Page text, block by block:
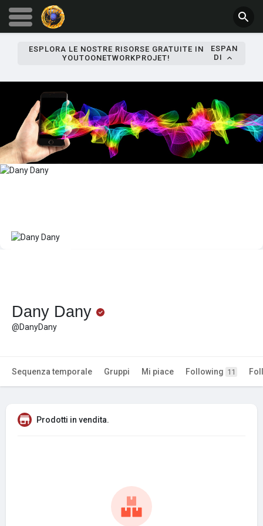
ESPLORA LE NOSTRE RISORSE GRATUITE IN
YOUTOONETWORKPROJET!
ESPAN
DI
Dany Dany
@DanyDany
Sequenza temporale Gruppi Mi piace Following 11
Prodotti in vendita.